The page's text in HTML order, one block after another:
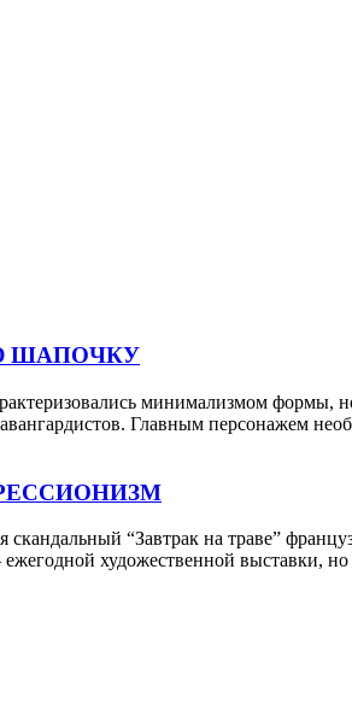
ШАПОЧКУ
минимализмом формы,
Главным персонажем
“Завтрак на траве”
художественной выставки,